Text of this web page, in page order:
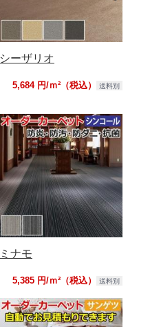
シーザリオ
5,684 円/ｍ²（税込） 送料別
ミナモ
5,385 円/ｍ²（税込） 送料別